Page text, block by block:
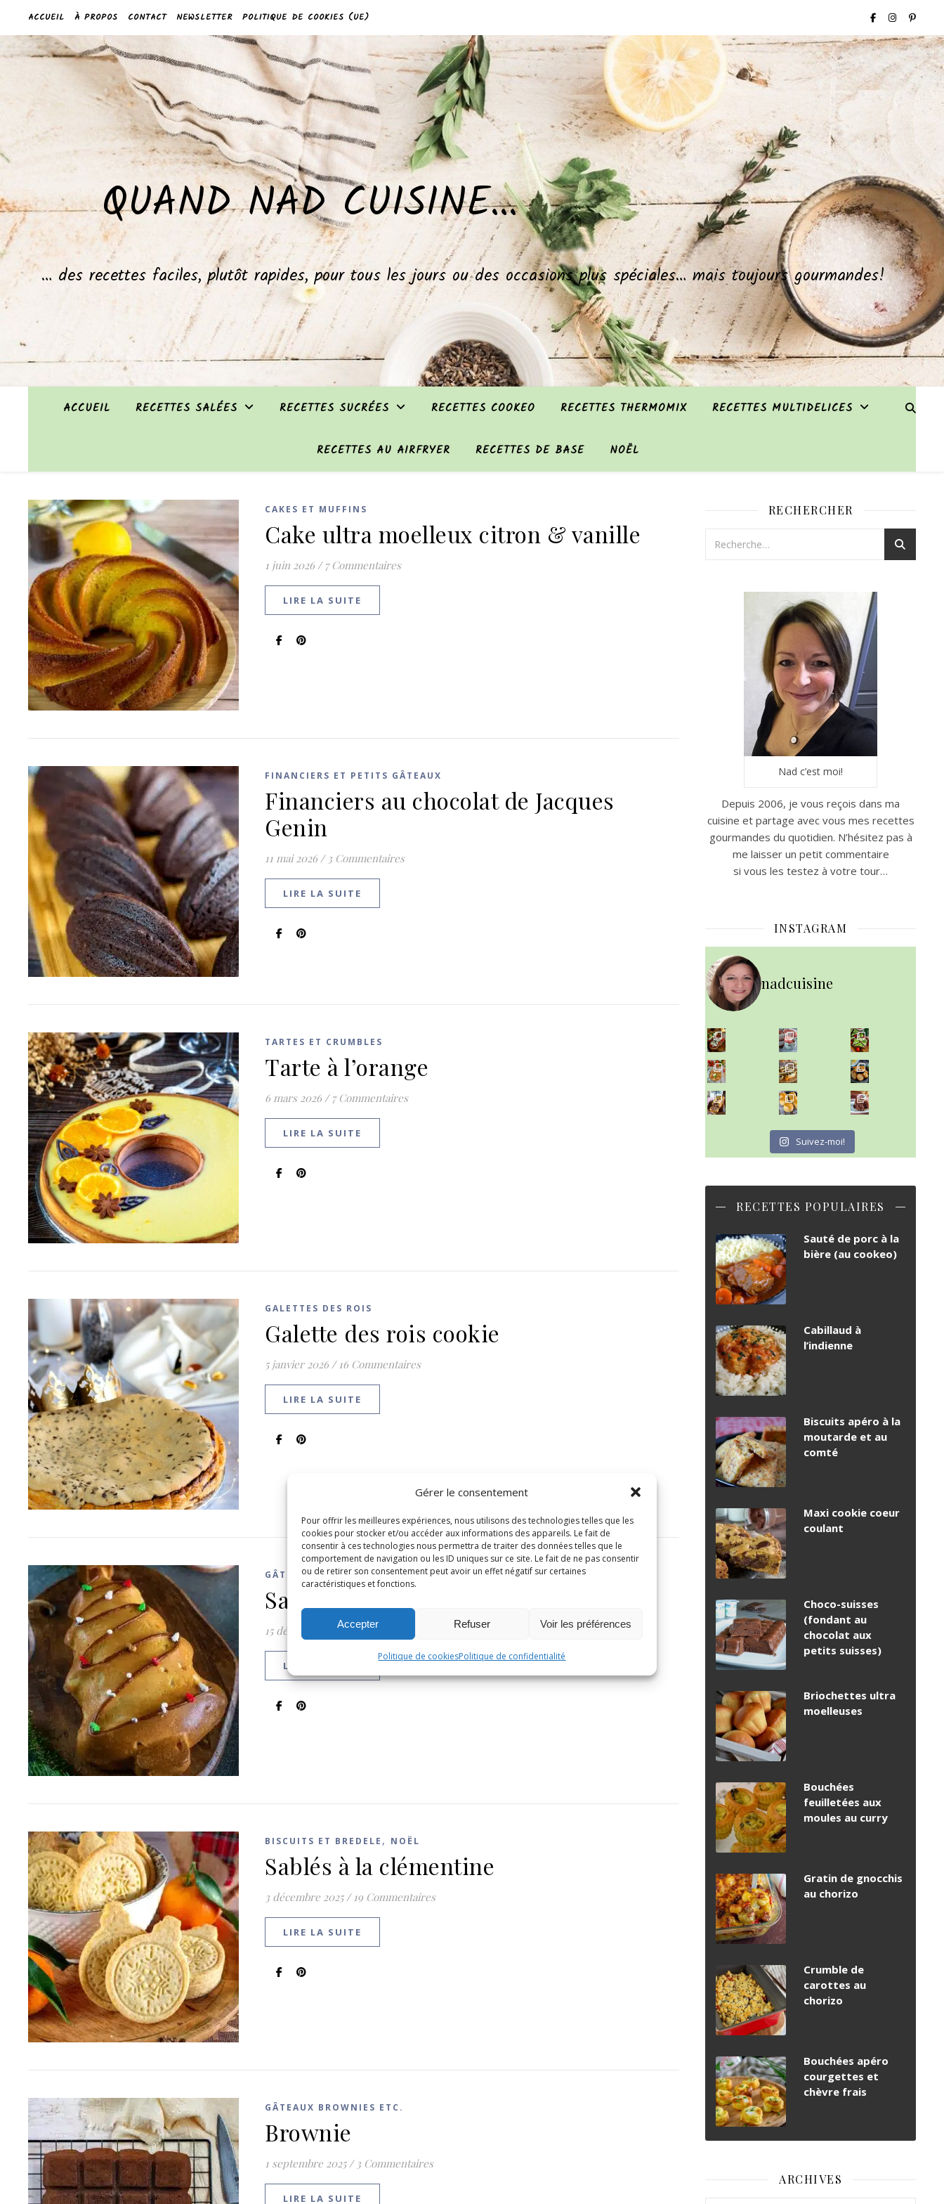
Gérer le consentement
Pour offrir les meilleures expériences, nous utilisons des technologies telles que les
cookies pour stocker et/ou accéder aux informations des appareils. Le fait de
consentir à ces technologies nous permettra de traiter des données telles que le
comportement de navigation ou les ID uniques sur ce site. Le fait de ne pas consentir
ou de retirer son consentement peut avoir un effet négatif sur certaines
caractéristiques et fonctions.
Accepter Refuser Voir les préférences
Politique de cookiesPolitique de confidentialité
ACCUEIL À PROPOS CONTACT NEWSLETTER POLITIQUE DE COOKIES (UE)
QUAND NAD CUISINE…
… des recettes faciles, plutôt rapides, pour tous les jours ou des occasions plus spéciales… mais toujours gourmandes!
ACCUEIL RECETTES SALÉES RECETTES SUCRÉES RECETTES COOKEO RECETTES THERMOMIX RECETTES MULTIDELICES
RECETTES AU AIRFRYER RECETTES DE BASE NOËL
CAKES ET MUFFINS
Cake ultra moelleux citron & vanille
1 juin 2026 / 7 Commentaires
LIRE LA SUITE
FINANCIERS ET PETITS GÂTEAUX
Financiers au chocolat de Jacques
Genin
11 mai 2026 / 3 Commentaires
LIRE LA SUITE
TARTES ET CRUMBLES
Tarte à l’orange
6 mars 2026 / 7 Commentaires
LIRE LA SUITE
GALETTES DES ROIS
Galette des rois cookie
5 janvier 2026 / 16 Commentaires
LIRE LA SUITE
GÂTEAUX ,NOËL
Sapin moelleux aux pommes
15 décembre 2025 / 7 Commentaires
LIRE LA SUITE
BISCUITS ET BREDELE , NOËL
Sablés à la clémentine
3 décembre 2025 / 19 Commentaires
LIRE LA SUITE
GÂTEAUX BROWNIES ETC.
Brownie
1 septembre 2025 / 3 Commentaires
LIRE LA SUITE
RECHERCHER
Nad c’est moi!
Depuis 2006, je vous reçois dans ma
cuisine et partage avec vous mes recettes
gourmandes du quotidien. N’hésitez pas à
me laisser un petit commentaire
si vous les testez à votre tour…
INSTAGRAM
nadcuisine
~ NICE CREAM À LA FRAISE ~
Presque un mois que
~ SALADE DE PÂTES AUX DEUX TOMATES THON ET BURRA
~ FINANCIERS MYRTILLES ET CITRON ~
Aujourd'hu
~ BUNS MAISON ~
Un peu de boulange par ici au
~ GÂTEAU FONDANT CHOCO NOISETTE ~
C'est lundi
Suivez-moi!
RECETTES POPULAIRES
Sauté de porc à la
bière (au cookeo)
Cabillaud à
l’indienne
Biscuits apéro à la
moutarde et au
comté
Maxi cookie coeur
coulant
Choco-suisses
(fondant au
chocolat aux
petits suisses)
Briochettes ultra
moelleuses
Bouchées
feuilletées aux
moules au curry
Gratin de gnocchis
au chorizo
Crumble de
carottes au
chorizo
Bouchées apéro
courgettes et
chèvre frais
ARCHIVES